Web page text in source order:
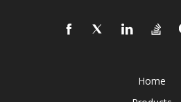
Home